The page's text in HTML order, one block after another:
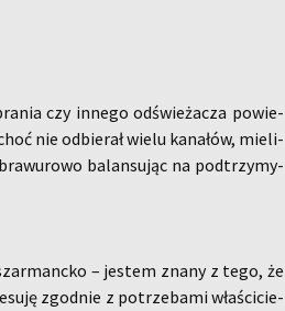
czy in­ne­go od­świe­ża­cza po­wie­
nie od­bie­rał wielu ka­na­łów, mie­li­
ba­lan­su­jąc na pod­trzy­my­
– je­stem znany z tego, że
zgod­nie z po­trze­ba­mi wła­ści­cie­